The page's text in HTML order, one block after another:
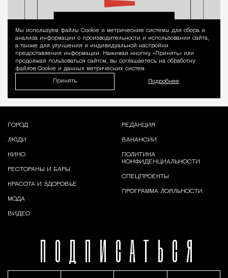
Уведомление
Мы используем файлы Сookie и метрические системы для сбора и
анализа информации о производительности и использовании сайта,
а также для улучшения и индивидуальной настройки
предоставления информации. Нажимая кнопку «Принять» или
продолжая пользоваться сайтом, вы соглашаетесь на обработку
файлов Cookie и данных метрических систем.
Принять Подробнее
ПОДПИСАТЬСЯ
ГОРОД
ЛЮДИ
КИНО
РЕСТОРАНЫ И БАРЫ
КРАСОТА И ЗДОРОВЬЕ
МОДА
ВИДЕО
РЕДАКЦИЯ
ВАКАНСИИ
ПОЛИТИКА
КОНФИДЕНЦИАЛЬНОСТИ
СПЕЦПРОЕКТЫ
ПРОГРАММА ЛОЯЛЬНОСТИ